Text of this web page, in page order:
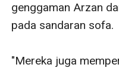
genggaman Arzan
pada sandaran sofa.
"Mereka juga